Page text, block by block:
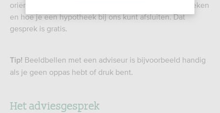
oriëntatiegesprek krijg je veel informatie over hypotheken
en hoe je een hypotheek bij ons kunt afsluiten. Dat
gesprek is gratis.
Tip! Beeldbellen met een adviseur is bijvoorbeeld handig
als je geen oppas hebt of druk bent.
Het adviesgesprek